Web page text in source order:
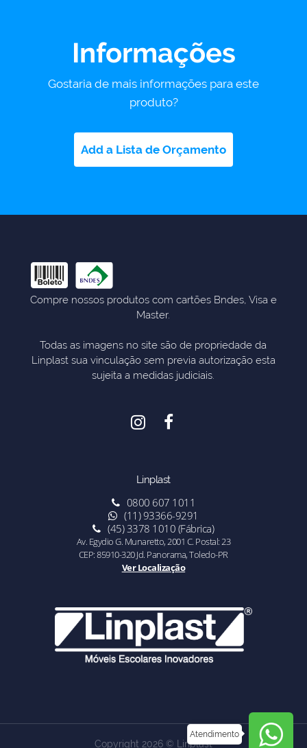
Informações
Gostaria de mais informações para este
produto?
Add a Lista de Orçamento
Compre nossos produtos com cartões Bndes, Visa e
Master.
Todas as imagens no site são de propriedade da
Linplast sua vinculação sem previa autorização esta
sujeita a medidas judiciais.
Linplast
0800 607 1011
(11) 93366-9291
(45) 3378 1010 (Fábrica)
Av. Egydio G. Munaretto, 2001 C. Postal: 23
CEP: 85910-320 Jd. Panorama, Toledo-PR
Ver Localização
Copyright 2026 © Linplast
Atendimento